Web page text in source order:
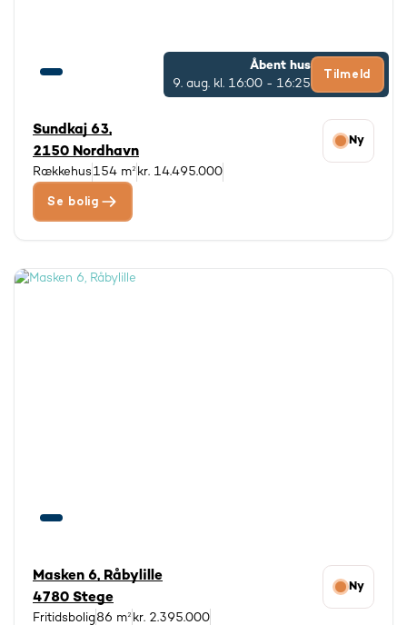
Åbent hus
9. aug. kl. 16:00 - 16:25
Tilmeld
Sundkaj 63,
2150 Nordhavn
Ny
Rækkehus 154 m² kr. 14.495.000
Se bolig
Masken 6, Råbylille
4780 Stege
Ny
Fritidsbolig86 m² kr. 2.395.000